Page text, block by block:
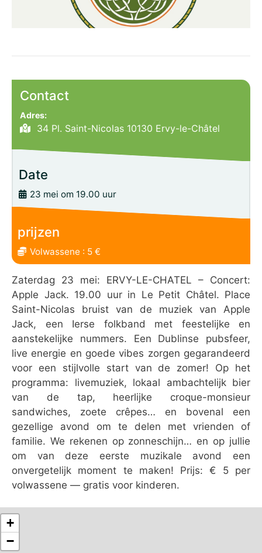
Contact
Adres:
34 Pl. Saint-Nicolas 10130 Ervy-le-Châtel
Date
23 mei om 19.00 uur
prijzen
Volwassene : 5 €
Zaterdag 23 mei: ERVY-LE-CHATEL – Concert:
Apple Jack. 19.00 uur in Le Petit Châtel. Place
Saint-Nicolas bruist van de muziek van Apple
Jack, een Ierse folkband met feestelijke en
aanstekelijke nummers. Een Dublinse pubsfeer,
live energie en goede vibes zorgen gegarandeerd
voor een stijlvolle start van de zomer! Op het
programma: livemuziek, lokaal ambachtelijk bier
van de tap, heerlijke croque-monsieur
sandwiches, zoete crêpes… en bovenal een
gezellige avond om te delen met vrienden of
familie. We rekenen op zonneschijn… en op jullie
om van deze eerste muzikale avond een
onvergetelijk moment te maken! Prijs: € 5 per
volwassene — gratis voor kinderen.
+
−